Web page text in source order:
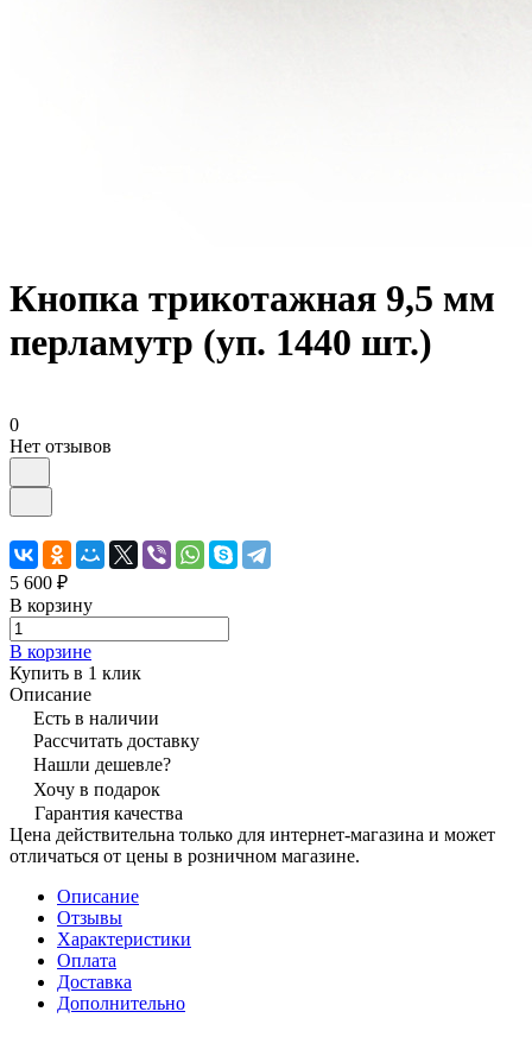
Кнопка трикотажная 9,5 мм
перламутр (уп. 1440 шт.)
0
Нет отзывов
5 600 ₽
В корзину
В корзине
Купить в 1 клик
Описание
Есть в наличии
Рассчитать доставку
Нашли дешевле?
Хочу в подарок
Гарантия качества
Цена действительна только для интернет-магазина и может
отличаться от цены в розничном магазине.
Описание
Отзывы
Характеристики
Оплата
Доставка
Дополнительно